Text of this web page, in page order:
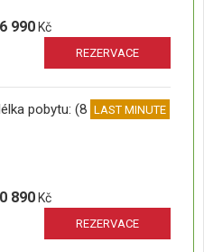
990 Kč
REZERVACE
pobytu: (8 dní)LAST MINUTE
890 Kč
REZERVACE